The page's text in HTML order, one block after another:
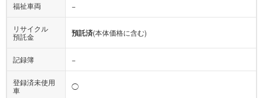
福祉車両 −
リサイクル
預託金
預託済(本体価格に含む)
記録簿 −
登録済未使用
車
◯